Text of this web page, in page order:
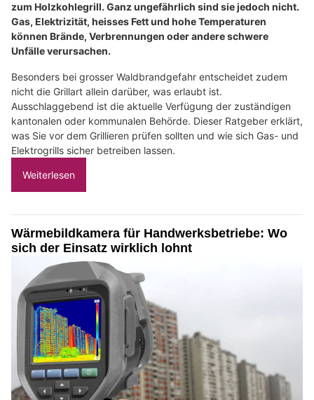
zum Holzkohlegrill. Ganz ungefährlich sind sie jedoch nicht.
Gas, Elektrizität, heisses Fett und hohe Temperaturen
können Brände, Verbrennungen oder andere schwere
Unfälle verursachen.
Besonders bei grosser Waldbrandgefahr entscheidet zudem
nicht die Grillart allein darüber, was erlaubt ist.
Ausschlaggebend ist die aktuelle Verfügung der zuständigen
kantonalen oder kommunalen Behörde. Dieser Ratgeber erklärt,
was Sie vor dem Grillieren prüfen sollten und wie sich Gas- und
Elektrogrills sicher betreiben lassen.
Weiterlesen
Wärmebildkamera für Handwerksbetriebe: Wo
sich der Einsatz wirklich lohnt